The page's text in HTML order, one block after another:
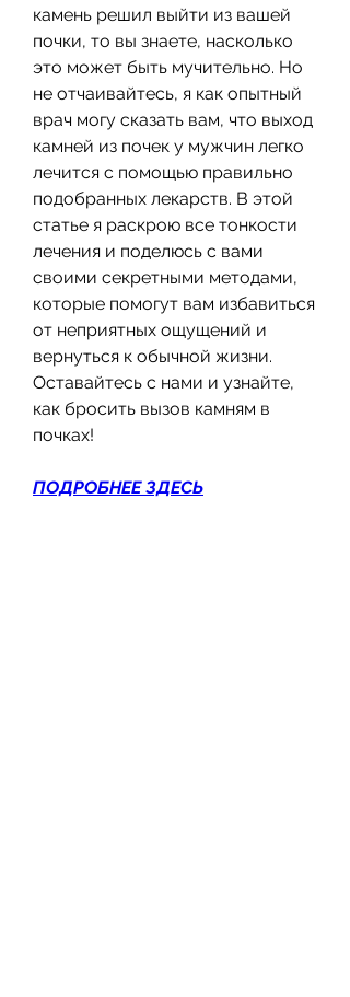
камень решил выйти из вашей
почки, то вы знаете, насколько
это может быть мучительно. Но
не отчаивайтесь, я как опытный
врач могу сказать вам, что выход
камней из почек у мужчин легко
лечится с помощью правильно
подобранных лекарств. В этой
статье я раскрою все тонкости
лечения и поделюсь с вами
своими секретными методами,
которые помогут вам избавиться
от неприятных ощущений и
вернуться к обычной жизни.
Оставайтесь с нами и узнайте,
как бросить вызов камням в
почках!
ПОДРОБНЕЕ ЗДЕСЬ